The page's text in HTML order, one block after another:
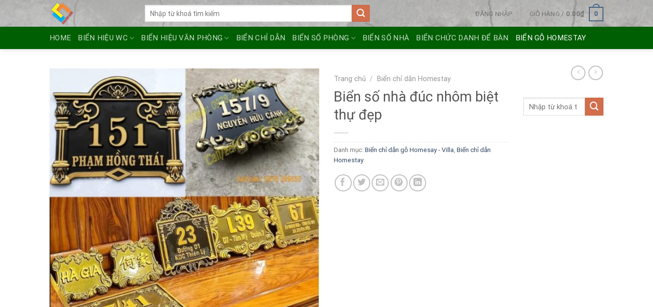
ĐĂNG NHẬP GIỎ HÀNG / 0.00₫ 0
HOME BIỂN HIỆU WC BIỂN HIỆU VĂN PHÒNG BIỂN CHỈ DẪN BIỂN SỐ PHÒNG BIỂN SỐ NHÀ BIỂN CHỨC DANH ĐỂ BÀN BIỂN GỖ HOMESTAY
Trang chủ / Biển chỉ dẫn Homestay
Biển số nhà đúc nhôm biệt
thự đẹp
Danh mục:Biển chỉ dẫn gỗ Homesay - Villa Biển chỉ dẫn
Homestay